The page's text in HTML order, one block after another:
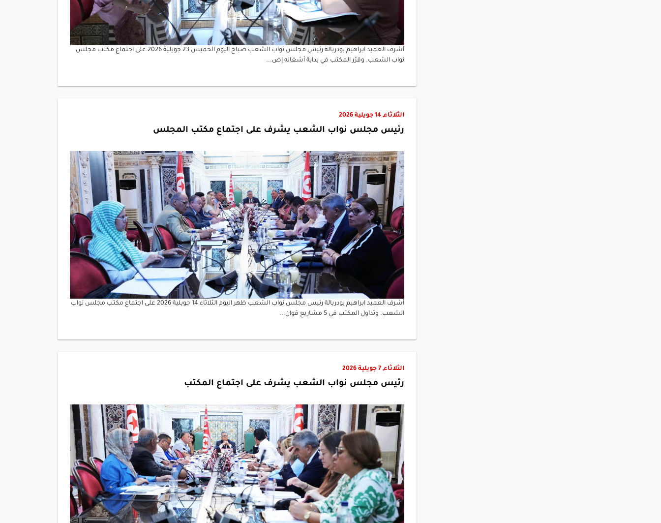
أشرف العميد ابراهيم بودربالة رئيس مجلس نواب الشعب صباح اليوم الخميس 23 جويلية 2026 على اجتماع مكتب مجلس
نواب الشعب. وقرّر المكتب في بداية أشغاله إض...
الثلاثاء, 14 جويلية 2026
رئيس مجلس نواب الشعب يشرف على اجتماع مكتب المجلس
أشرف العميد ابراهيم بودربالة رئيس مجلس نواب الشعب ظهر اليوم الثلاثاء 14 جويلية 2026 على اجتماع مكتب مجلس نواب
الشعب. وتداول المكتب في 5 مشاريع قوان...
الثلاثاء, 7 جويلية 2026
رئيس مجلس نواب الشعب يشرف على اجتماع المكتب